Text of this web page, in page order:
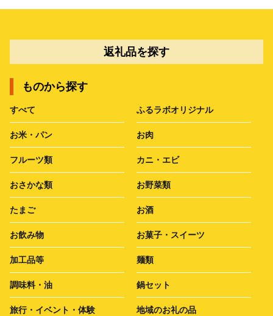
返礼品を探す
ものから探す
すべて ふるラボオリジナル
お米・パン お肉
フルーツ類 カニ・エビ
おさかな類 お野菜類
たまご お酒
お飲み物 お菓子・スイーツ
加工品等 麺類
調味料・油 鍋セット
旅行・イベント・体験 地域のお礼の品